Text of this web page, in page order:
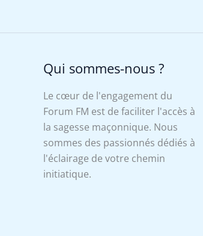
Qui sommes-nous ?
Le cœur de l'engagement du
Forum FM est de faciliter l'accès à
la sagesse maçonnique. Nous
sommes des passionnés dédiés à
l'éclairage de votre chemin
initiatique.